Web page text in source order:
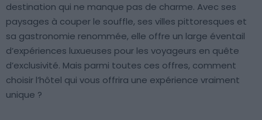
destination qui ne manque pas de charme. Avec ses
paysages à couper le souffle, ses villes pittoresques et
sa gastronomie renommée, elle offre un large éventail
d’expériences luxueuses pour les voyageurs en quête
d’exclusivité. Mais parmi toutes ces offres, comment
choisir l’hôtel qui vous offrira une expérience vraiment
unique ?